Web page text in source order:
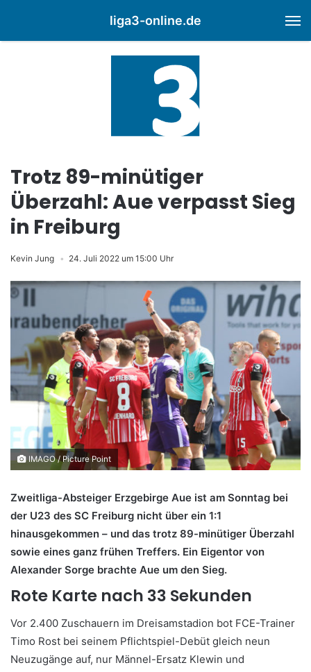
liga3-online.de
Trotz 89-minütiger
Überzahl: Aue verpasst Sieg
in Freiburg
Kevin Jung 24. Juli 2022 um 15:00 Uhr
IMAGO / Picture Point
Zweitliga-Absteiger Erzgebirge Aue ist am Sonntag bei
der U23 des SC Freiburg nicht über ein 1:1
hinausgekommen – und das trotz 89-minütiger Überzahl
sowie eines ganz frühen Treffers. Ein Eigentor von
Alexander Sorge brachte Aue um den Sieg.
Rote Karte nach 33 Sekunden
Vor 2.400 Zuschauern im Dreisamstadion bot FCE-Trainer
Timo Rost bei seinem Pflichtspiel-Debüt gleich neun
Neuzugänge auf, nur Männel-Ersatz Klewin und